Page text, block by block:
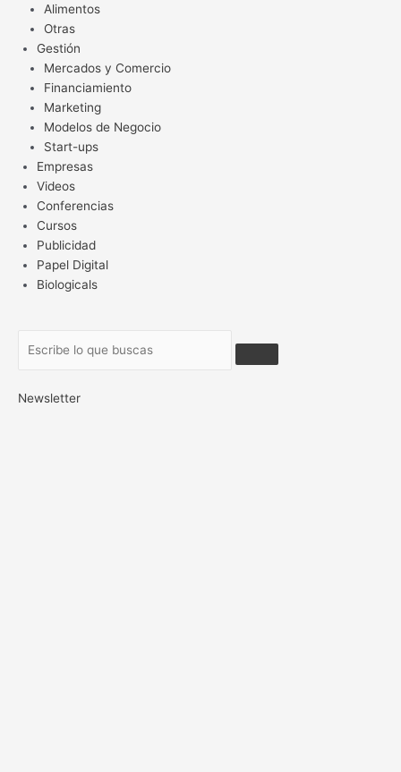
Alimentos
Otras
Gestión
Mercados y Comercio
Financiamiento
Marketing
Modelos de Negocio
Start-ups
Empresas
Videos
Conferencias
Cursos
Publicidad
Papel Digital
Biologicals
Newsletter